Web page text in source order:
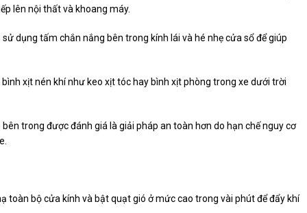
lên nội thất và khoang máy.
dụng tấm chắn nắng bên trong kính lái và hé nhẹ cửa sổ để giúp
xịt nén khí như keo xịt tóc hay bình xịt phòng trong xe dưới trời
trong được đánh giá là giải pháp an toàn hơn do hạn chế nguy cơ
toàn bộ cửa kính và bật quạt gió ở mức cao trong vài phút để đẩy khí